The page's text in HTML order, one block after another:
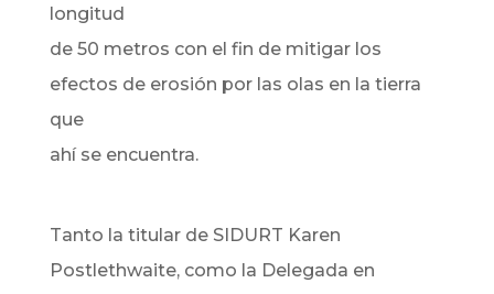
longitud
de 50 metros con el fin de mitigar los
efectos de erosión por las olas en la tierra
que
ahí se encuentra.
Tanto la titular de SIDURT Karen
Postlethwaite, como la Delegada en